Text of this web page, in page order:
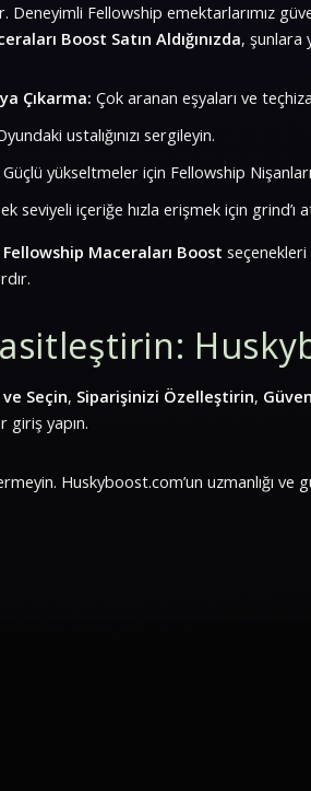
Fellowship emektarlarımız
Boost Satın Aldığınızda, şunlara
Çıkarma: Çok aranan eşyaları ve
ustalığınızı sergileyin.
Güçlü yükseltmeler için Fellowship
seviyeli içeriğe hızla erişmek için grind’ı
Fellowship Maceraları Boost
Seçin, Siparişinizi Özelleştirin,
giriş yapın.
Huskyboost.com’un uzmanlığı